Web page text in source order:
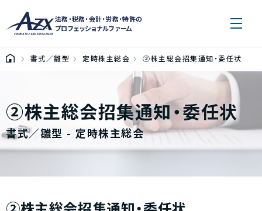
法務・税務・会計・労務・特許の
プロフェッショナルファーム
書式／雛型 定時株主総会 ②株主総会招集通知・委任状
②株主総会招集通知・委任状
書式／雛型 - 定時株主総会